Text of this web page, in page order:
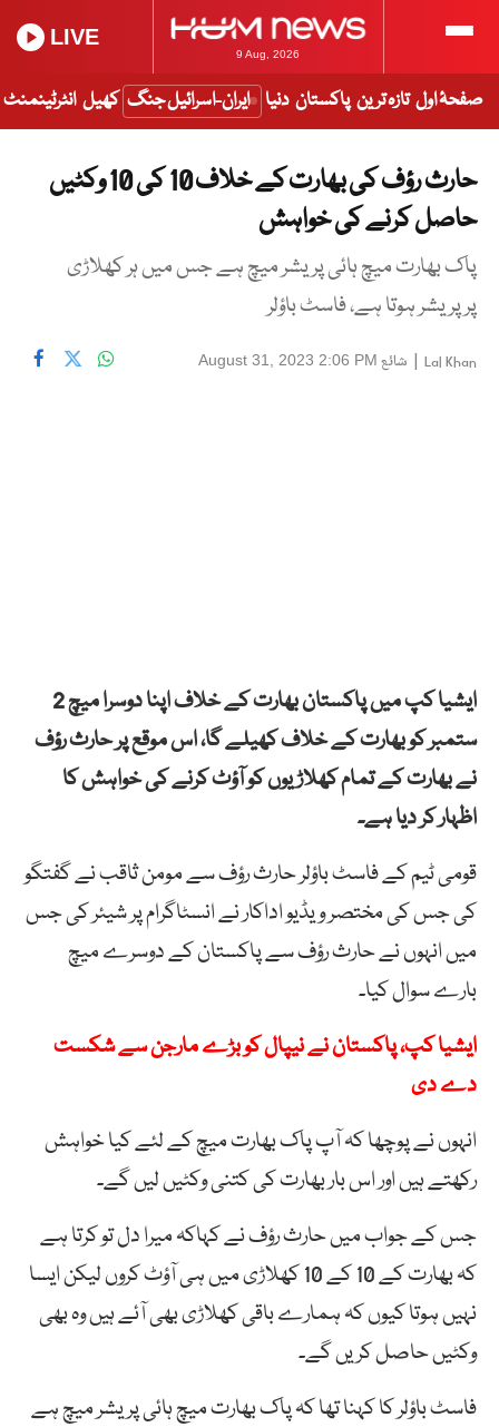
9 Aug, 2026
LIVE
صفحۂ اول تازہ ترین پاکستان دنیا ایران-اسرائیل جنگ کھیل انٹرٹینمنٹ
حارث رؤف کی بھارت کے خلاف 10 کی 10 وکٹیں
حاصل کرنے کی خواہش
پاک بھارت میچ ہائی پریشر میچ ہے جس میں ہر کھلاڑی
پر پریشر ہوتا ہے، فاسٹ باؤلر
Lal Khan
| شائع August 31, 2023 2:06 PM
ایشیا کپ میں پاکستان بھارت کے خلاف اپنا دوسرا میچ 2
ستمبر کو بھارت کے خلاف کھیلے گا، اس موقع پر حارث رؤف
نے بھارت کے تمام کھلاڑیوں کو آؤٹ کرنے کی خواہش کا
اظہار کر دیا ہے۔
قومی ٹیم کے فاسٹ باؤلر حارث رؤف سے مومن ثاقب نے گفتگو
کی جس کی مختصر ویڈیو اداکار نے انسٹاگرام پر شیئر کی جس
میں انہوں نے حارث رؤف سے پاکستان کے دوسرے میچ
بارے سوال کیا۔
ایشیا کپ، پاکستان نے نیپال کو بڑے مارجن سے شکست
دے دی
انہوں نے پوچھا کہ آپ پاک بھارت میچ کے لئے کیا خواہش
رکھتے ہیں اور اس بار بھارت کی کتنی وکٹیں لیں گے۔
جس کے جواب میں حارث رؤف نے کہاکہ میرا دل تو کرتا ہے
کہ بھارت کے 10 کے 10 کھلاڑی میں ہی آؤٹ کروں لیکن ایسا
نہیں ہوتا کیوں کہ ہمارے باقی کھلاڑی بھی آئے ہیں وہ بھی
وکٹیں حاصل کریں گے۔
فاسٹ باؤلر کا کہنا تھا کہ پاک بھارت میچ ہائی پریشر میچ ہے